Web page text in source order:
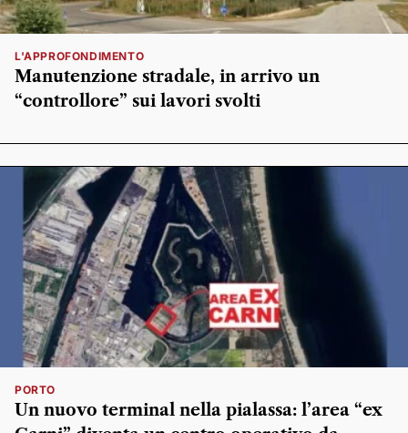
L'APPROFONDIMENTO
Manutenzione stradale, in arrivo un
“controllore” sui lavori svolti
PORTO
Un nuovo terminal nella pialassa: l’area “ex